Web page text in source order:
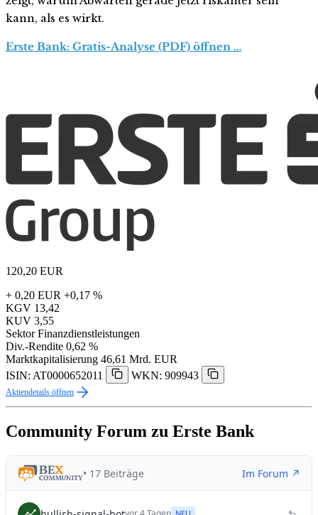
kann, als es wirkt.
Erste Bank: Gratis-Analyse (PDF) öffnen …
120,20 EUR
+ 0,20 EUR +0,17 %
KGV 13,42
KUV 3,55
Sektor Finanzdienstleistungen
Div.-Rendite 0,62 %
Marktkapitalisierung 46,61 Mrd. EUR
ISIN: AT0000652011
WKN: 909943
Aktiendetails öffnen
Community Forum zu Erste Bank